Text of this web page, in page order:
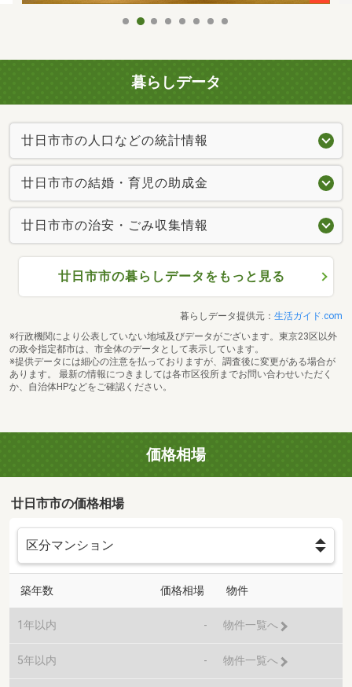
暮らしデータ
廿日市市の人口などの統計情報
廿日市市の結婚・育児の助成金
廿日市市の治安・ごみ収集情報
廿日市市の暮らしデータをもっと見る
暮らしデータ提供元： 生活ガイド.com
※行政機関により公表していない地域及びデータがございます。東京23区以外
の政令指定都市は、市全体のデータとして表示しています。
※提供データには細心の注意を払っておりますが、調査後に変更がある場合が
あります。 最新の情報につきましては各市区役所までお問い合わせいただく
か、自治体HPなどをご確認ください。
価格相場
廿日市市の価格相場
築年数 価格相場 物件
1年以内 - 物件一覧へ
5年以内 - 物件一覧へ